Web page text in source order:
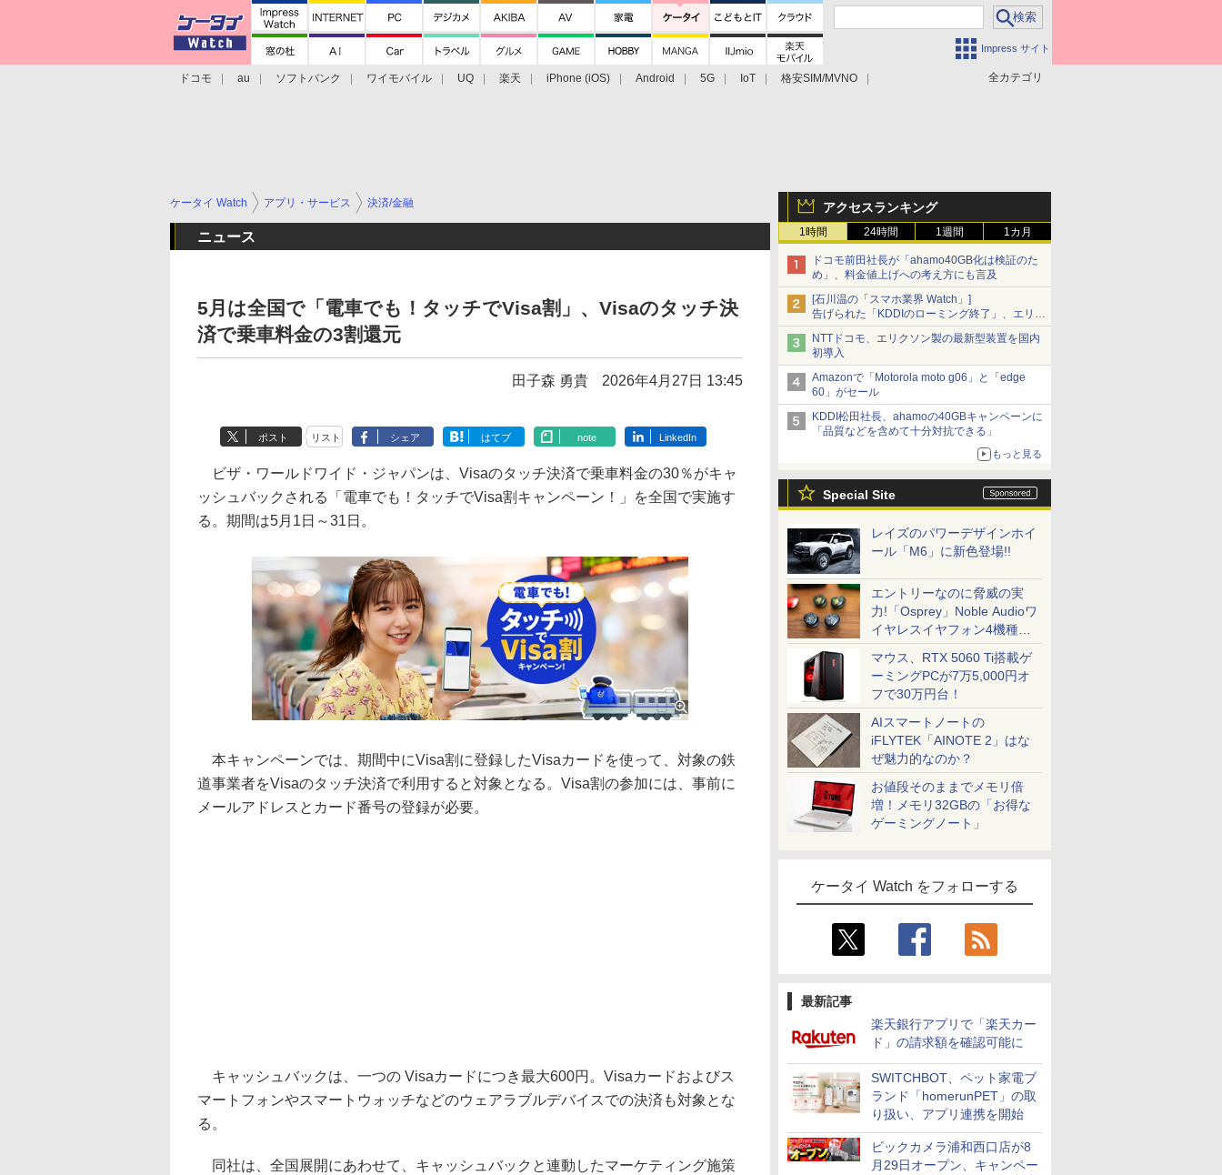
Impress サイト
全カテゴリ
ドコモ au ソフトバンク ワイモバイル UQ 楽天 iPhone (iOS) Android 5G IoT
格安SIM/MVNO
アクセスランキング
1時間 24時間 1週間 1カ月
ドコモ前田社長が「ahamo40GB化は検証のた
め」、料金値上げへの考え方にも言及
[石川温の「スマホ業界 Watch」]
告げられた「KDDIのローミング終了」、エリア
マップの落とし穴と楽天モバイルの課題
NTTドコモ、エリクソン製の最新型装置を国内
初導入
Amazonで「Motorola moto g06」と「edge
60」がセール
KDDI松田社長、ahamoの40GBキャンペーンに
「品質などを含めて十分対抗できる」
もっと見る
Special Site
レイズのパワーデザインホイ
ール「M6」に新色登場!!
エントリーなのに脅威の実
力!「Osprey」Noble Audioワ
イヤレスイヤフォン4機種を
一気に聴く
マウス、RTX 5060 Ti搭載ゲ
ーミングPCが7万5,000円オ
フで30万円台！
AIスマートノートの
iFLYTEK「AINOTE 2」はな
ぜ魅力的なのか？
お値段そのままでメモリ倍
増！メモリ32GBの「お得な
ゲーミングノート」
ケータイ Watch をフォローする
最新記事
楽天銀行アプリで「楽天カー
ド」の請求額を確認可能に
SWITCHBOT、ペット家電ブ
ランド「homerunPET」の取
り扱い、アプリ連携を開始
ビックカメラ浦和西口店が8
月29日オープン、キャンペー
ケータイ Watch アプリ・サービス 決済/金融
ニュース
5月は全国で「電車でも！タッチでVisa割」、Visaのタッチ決
済で乗車料金の3割還元
田子森 勇貴 2026年4月27日 13:45
ポスト リスト シェア はてブ note LinkedIn
ビザ・ワールドワイド・ジャパンは、Visaのタッチ決済で乗車料金の30％がキャ
ッシュバックされる「電車でも！タッチでVisa割キャンペーン！」を全国で実施す
る。期間は5月1日～31日。
本キャンペーンでは、期間中にVisa割に登録したVisaカードを使って、対象の鉄
道事業者をVisaのタッチ決済で利用すると対象となる。Visa割の参加には、事前に
メールアドレスとカード番号の登録が必要。
キャッシュバックは、一つの Visaカードにつき最大600円。Visaカードおよびス
マートフォンやスマートウォッチなどのウェアラブルデバイスでの決済も対象とな
る。
同社は、全国展開にあわせて、キャッシュバックと連動したマーケティング施策